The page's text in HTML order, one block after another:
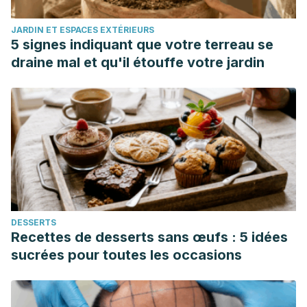
supplementation effects on human glycemic control: A
mechanistic insight. Diabetes & Metabolic Syndrome:
Clinical Research & Reviews
https://www.sciencedirect.com/science/article/pii/
JARDIN ET ESPACES EXTÉRIEURS
5 signes indiquant que votre terreau se
draine mal et qu'il étouffe votre jardin
DESSERTS
Recettes de desserts sans œufs : 5 idées
sucrées pour toutes les occasions